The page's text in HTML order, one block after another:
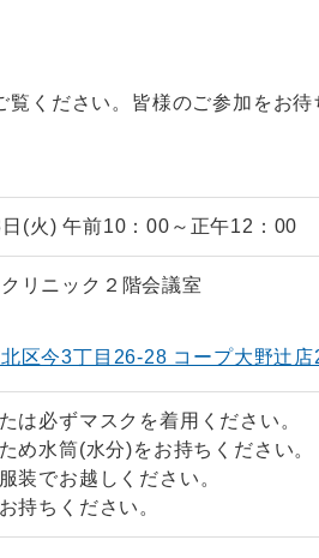
ください。皆様のご参加をお待
(火) 午前10：00～正午12：00
リニック２階会議室
区今3丁目26-28 コープ大野辻店
は必ずマスクを着用ください。
め水筒(水分)をお持ちください。
装でお越しください。
持ちください。